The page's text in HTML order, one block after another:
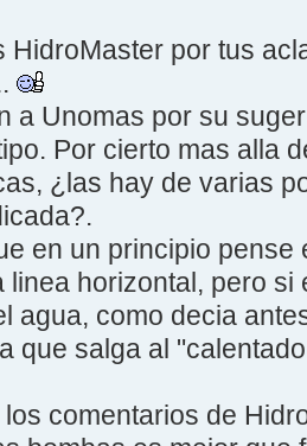
HidroMaster por tus
a Unomas por su
Por cierto mas alla
¿las hay de varias
en un principio
linea horizontal, pero
agua, como decia
que salga al
comentarios de